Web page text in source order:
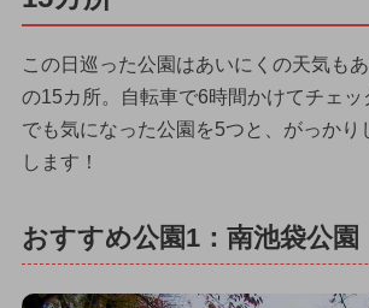
この日巡った公園はあいにくの天気も
の15カ所。自転車で6時間かけてチェ
でも気になった公園を5つと、がっかり
します！
おすすめ公園1：南池袋公園